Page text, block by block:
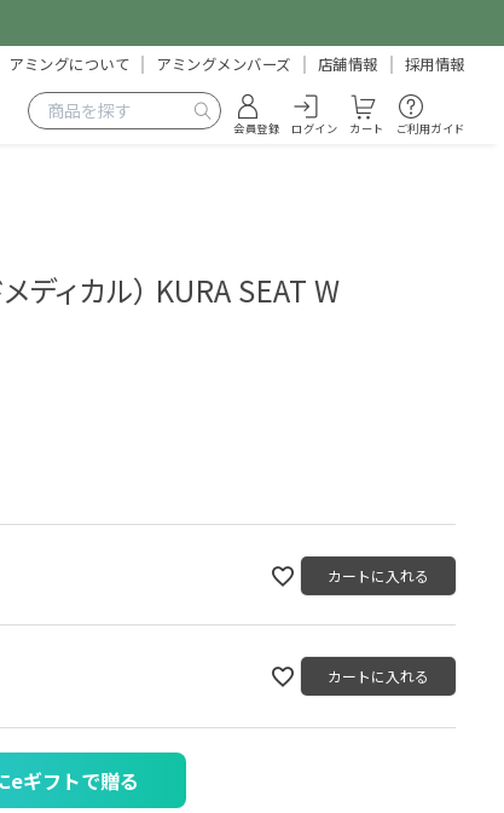
アミングについて アミングメンバーズ 店舗情報 採用情報
会員登録 ログイン カート ご利用ガイド
ディカル） KURA SEAT W
カートに入れる
カートに入れる
eギフトで贈る